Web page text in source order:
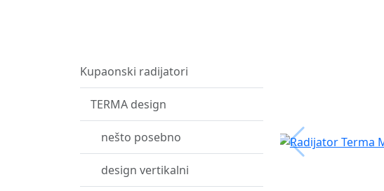
Kupaonski radijatori
TERMA design
nešto posebno
design vertikalni